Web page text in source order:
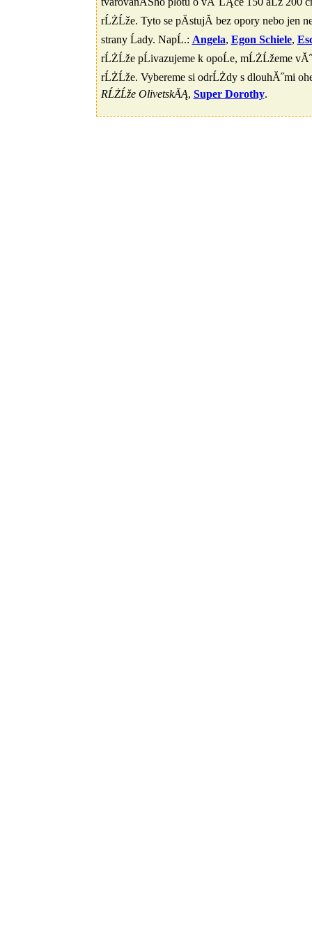
rĹŻĹže. Tyto se pÄstujĂ­ bez opory nebo jen
strany Ĺady. NapĹ.: Angela, Egon Schiele,
rĹŻĹže pĹivazujeme k opoĹe, mĹŻĹžeme
rĹŻĹže. Vybereme si odrĹŻdy s dlouhĂ˝mi
RĹŻĹže OlivetskĂĄ, Super Dorothy.